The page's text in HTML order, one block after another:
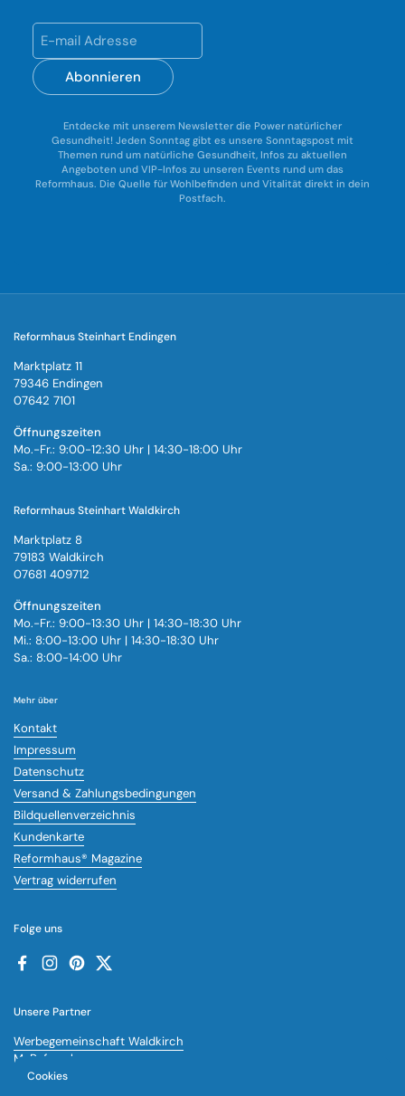
Abonnieren
Entdecke mit unserem Newsletter die Power natürlicher
Gesundheit! Jeden Sonntag gibt es unsere Sonntagspost mit
Themen rund um natürliche Gesundheit, Infos zu aktuellen
Angeboten und VIP-Infos zu unseren Events rund um das
Reformhaus. Die Quelle für Wohlbefinden und Vitalität direkt in dein
Postfach.
Reformhaus Steinhart Endingen
Marktplatz 11
79346 Endingen
07642 7101
Öffnungszeiten
Mo.-Fr.: 9:00-12:30 Uhr | 14:30-18:00 Uhr
Sa.: 9:00-13:00 Uhr
Reformhaus Steinhart Waldkirch
Marktplatz 8
79183 Waldkirch
07681 409712
Öffnungszeiten
Mo.-Fr.: 9:00-13:30 Uhr | 14:30-18:30 Uhr
Mi.: 8:00-13:00 Uhr | 14:30-18:30 Uhr
Sa.: 8:00-14:00 Uhr
Mehr über
Kontakt
Impressum
Datenschutz
Versand & Zahlungsbedingungen
Bildquellenverzeichnis
Kundenkarte
Reformhaus® Magazine
Vertrag widerrufen
Folge uns
FacebookInstagram
PinterestTwitter
Unsere Partner
Werbegemeinschaft Waldkirch
MyReformhaus
essenzia vegan
Cookies